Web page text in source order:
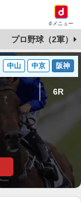
dメニュー
プロ野球（2軍）
中山 中京 阪神
6R